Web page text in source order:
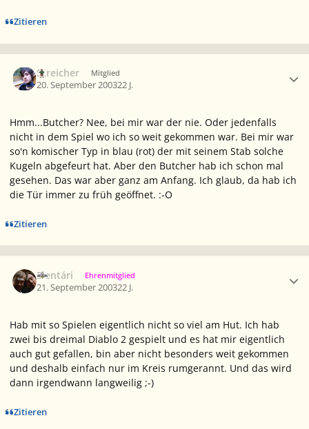
Zitieren
Streicher Mitglied
20. September 200322 J.
Hmm...Butcher? Nee, bei mir war der nie. Oder jedenfalls
nicht in dem Spiel wo ich so weit gekommen war. Bei mir war
so'n komischer Typ in blau (rot) der mit seinem Stab solche
Kugeln abgefeurt hat. Aber den Butcher hab ich schon mal
gesehen. Das war aber ganz am Anfang. Ich glaub, da hab ich
die Tür immer zu früh geöffnet. :-O
Zitieren
Elentári Ehrenmitglied
21. September 200322 J.
Hab mit so Spielen eigentlich nicht so viel am Hut. Ich hab
zwei bis dreimal Diablo 2 gespielt und es hat mir eigentlich
auch gut gefallen, bin aber nicht besonders weit gekommen
und deshalb einfach nur im Kreis rumgerannt. Und das wird
dann irgendwann langweilig ;-)
Zitieren